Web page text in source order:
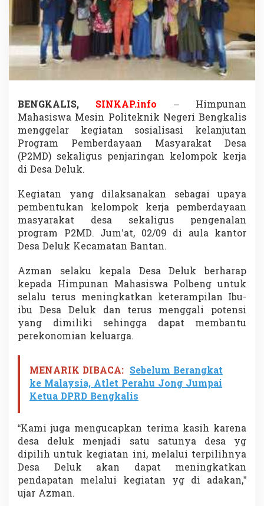
i
a
l
s
a
s
i
P
n
j
n
g
n
K
o
m
p
o
k
a
P
2
BENGKALIS, SINKAP.info – Himpunan
Mahasiswa Mesin Politeknik Negeri Bengkalis
menggelar kegiatan sosialisasi kelanjutan
Program Pemberdayaan Masyarakat Desa
(P2MD) sekaligus penjaringan kelompok kerja
di Desa Deluk.
Kegiatan yang dilaksanakan sebagai upaya
pembentukan kelompok kerja pemberdayaan
masyarakat desa sekaligus pengenalan
program P2MD. Jum’at, 02/09 di aula kantor
Desa Deluk Kecamatan Bantan.
Azman selaku kepala Desa Deluk berharap
kepada Himpunan Mahasiswa Polbeng untuk
selalu terus meningkatkan keterampilan Ibu-
ibu Desa Deluk dan terus menggali potensi
yang dimiliki sehingga dapat membantu
perekonomian keluarga.
MENARIK DIBACA: Sebelum Berangkat
ke Malaysia, Atlet Perahu Jong Jumpai
Ketua DPRD Bengkalis
“Kami juga mengucapkan terima kasih karena
desa deluk menjadi satu satunya desa yg
dipilih untuk kegiatan ini, melalui terpilihnya
Desa Deluk akan dapat meningkatkan
pendapatan melalui kegiatan yg di adakan,”
ujar Azman.